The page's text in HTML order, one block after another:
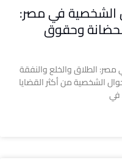
الشخصية في مصر:
وحقوق
الطلاق والخلع والنفقة
الشخصية من أكثر القضايا
في